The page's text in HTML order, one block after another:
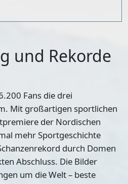
und Rekorde
Fans die drei
Mit großartigen sportlichen
der Nordischen
mehr Sportgeschichte
durch Domen
Abschluss. Die Bilder
um die Welt – beste